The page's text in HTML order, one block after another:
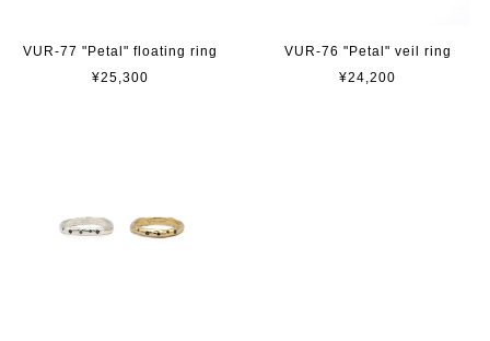
VUR-77 "Petal" floating ring
¥25,300
VUR-76 "Petal" veil ring
¥24,200